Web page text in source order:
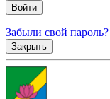
Забыли свой пароль?
Закрыть